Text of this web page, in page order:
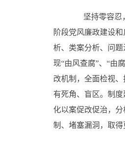
坚持零容忍，
阶段党风廉政建设
析、类案分析、问
现“由风查腐”、“由
改机制，全面检视
有死角、盲区。制
化以案促改促治，
制、堵塞漏洞，取